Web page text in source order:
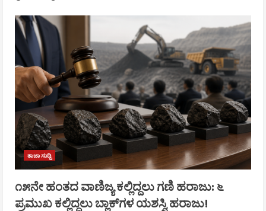
ತಾಜಾ ಸುದ್ದಿ
೧೫ನೇ ಹಂತದ ವಾಣಿಜ್ಯ ಕಲ್ಲಿದ್ದಲು ಗಣಿ ಹರಾಜು: ೬
ಪ್ರಮುಖ ಕಲ್ಲಿದ್ದಲು ಬ್ಲಾಕ್‌ಗಳ ಯಶಸ್ವಿ ಹರಾಜು!